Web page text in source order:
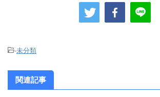
-未分類
関連記事